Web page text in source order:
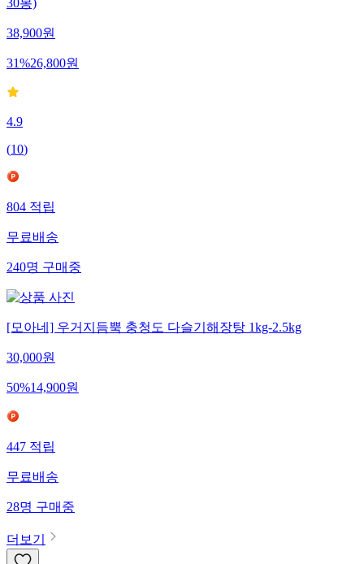
30봉)
38,900원
31%26,800원
4.9
(10)
804적립
무료배송
240명구매중
[모아네] 우거지듬뿍 충청도 다슬기해장탕 1kg-2.5kg
30,000원
50%14,900원
447적립
무료배송
28명구매중
더보기